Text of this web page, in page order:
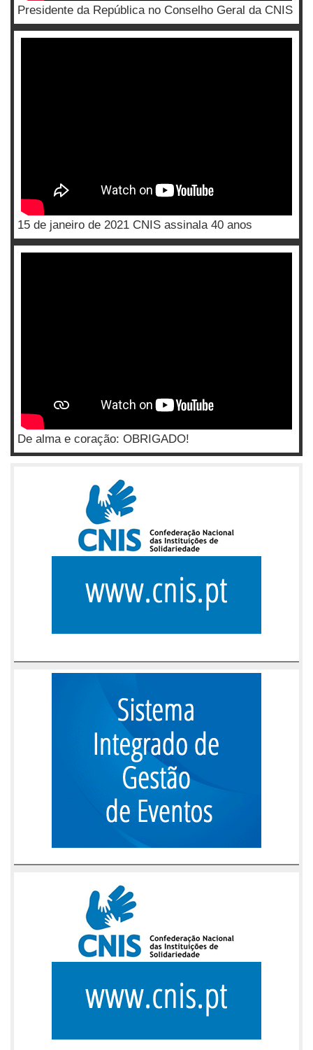
Presidente da República no Conselho Geral da CNIS
15 de janeiro de 2021 CNIS assinala 40 anos
De alma e coração: OBRIGADO!